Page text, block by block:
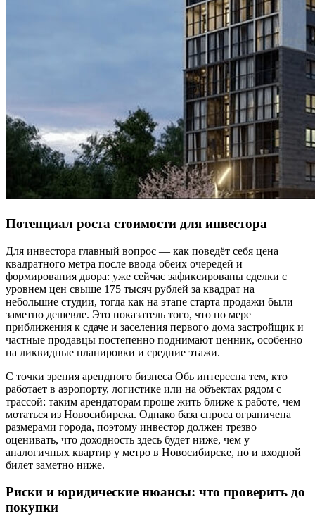
Потенциал роста стоимости для инвестора
Для инвестора главный вопрос — как поведёт себя цена
квадратного метра после ввода обеих очередей и
формирования двора: уже сейчас зафиксированы сделки с
уровнем цен свыше 175 тысяч рублей за квадрат на
небольшие студии, тогда как на этапе старта продажи были
заметно дешевле. Это показатель того, что по мере
приближения к сдаче и заселения первого дома застройщик и
частные продавцы постепенно поднимают ценник, особенно
на ликвидные планировки и средние этажи.
С точки зрения арендного бизнеса Обь интересна тем, кто
работает в аэропорту, логистике или на объектах рядом с
трассой: таким арендаторам проще жить ближе к работе, чем
мотаться из Новосибирска. Однако база спроса ограничена
размерами города, поэтому инвестор должен трезво
оценивать, что доходность здесь будет ниже, чем у
аналогичных квартир у метро в Новосибирске, но и входной
билет заметно ниже.
Риски и юридические нюансы: что проверить до
покупки